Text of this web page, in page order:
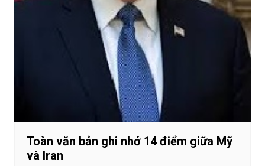
Toàn văn bản ghi nhớ 14 điểm giữa Mỹ
và Iran